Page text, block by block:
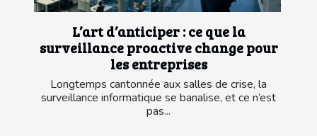
L’art d’anticiper : ce que la
surveillance proactive change pour
les entreprises
Longtemps cantonnée aux salles de crise, la
surveillance informatique se banalise, et ce n’est
pas...